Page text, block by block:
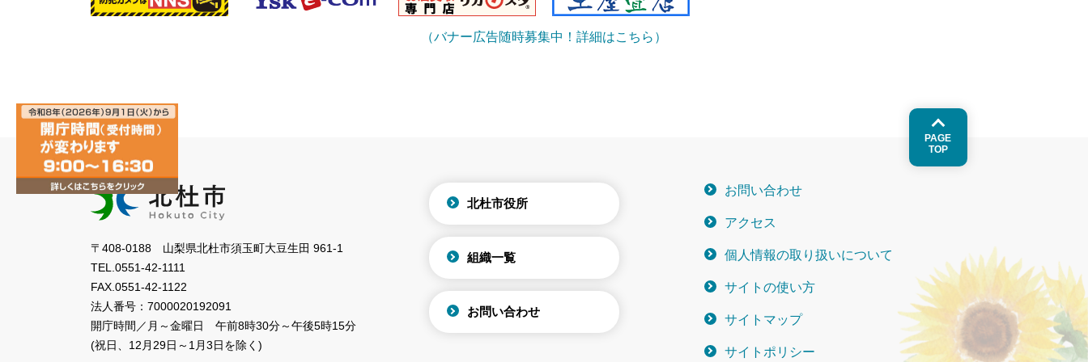
（バナー広告随時募集中！詳細はこちら）
PAGE
TOP
〒408-0188 山梨県北杜市須玉町大豆生田 961-1
TEL. 0551-42-1111
FAX. 0551-42-1122
法人番号： 7000020192091
開庁時間／月～金曜日
午前8時30分～午後5時15分
(祝日、12月29日～1月3日を除く)
北杜市役所
組織一覧
お問い合わせ
お問い合わせ
アクセス
個人情報の取り扱いについて
サイトの使い方
サイトマップ
サイトポリシー